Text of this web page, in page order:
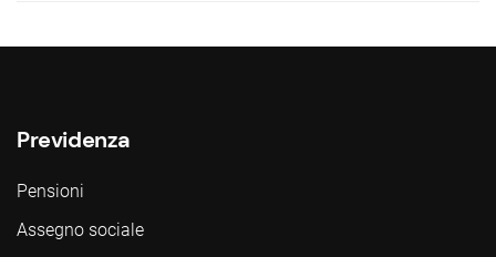
Previdenza
Pensioni
Assegno sociale